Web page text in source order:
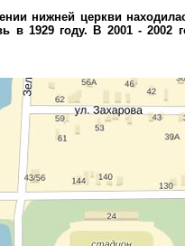
нижней церкви
в 1929 году. В 2001 -